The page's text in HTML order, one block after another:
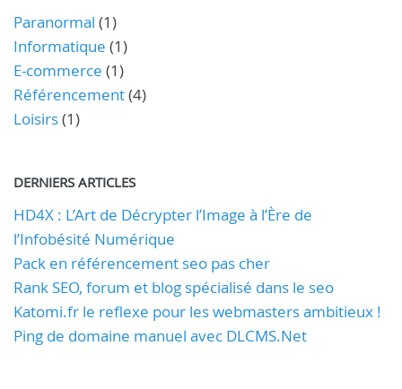
Paranormal (1)
Informatique (1)
E-commerce (1)
Référencement(4)
Loisirs(1)
DERNIERS ARTICLES
HD4X : L’Art de Décrypter l’Image à l’Ère de
l’Infobésité Numérique
Pack en référencement seo pas cher
Rank SEO, forum et blog spécialisé dans le seo
Katomi.fr le reflexe pour les webmasters ambitieux !
Ping de domaine manuel avec DLCMS.Net